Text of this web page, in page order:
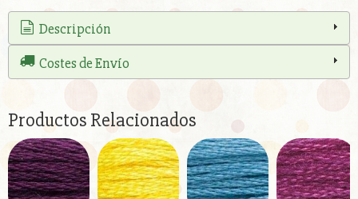
Descripción
Costes de Envío
Productos Relacionados